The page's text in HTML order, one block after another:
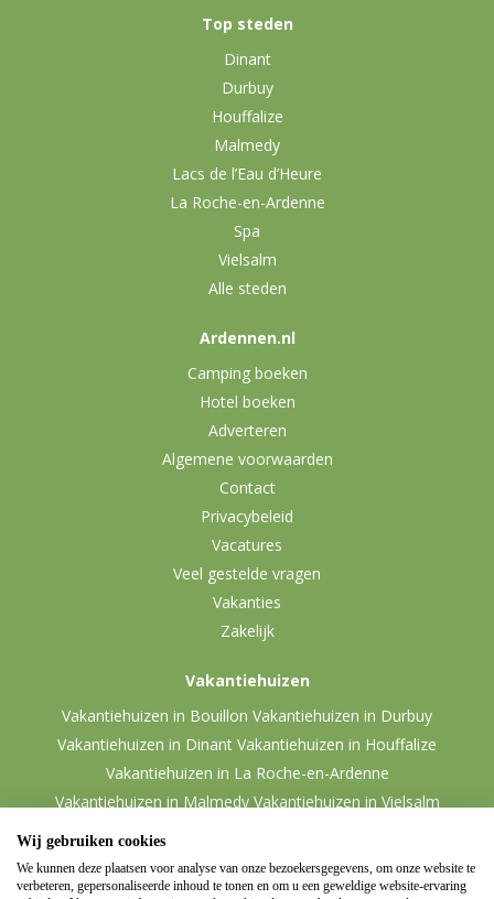
Top steden
Dinant
Durbuy
Houffalize
Malmedy
Lacs de l’Eau d’Heure
La Roche-en-Ardenne
Spa
Vielsalm
Alle steden
Ardennen.nl
Camping boeken
Hotel boeken
Adverteren
Algemene voorwaarden
Contact
Privacybeleid
Vacatures
Veel gestelde vragen
Vakanties
Zakelijk
Vakantiehuizen
Vakantiehuizen in Bouillon Vakantiehuizen in Durbuy
Vakantiehuizen in Dinant Vakantiehuizen in Houffalize
Vakantiehuizen in La Roche-en-Ardenne
Vakantiehuizen in Malmedy Vakantiehuizen in Vielsalm
Wij gebruiken cookies
We kunnen deze plaatsen voor analyse van onze bezoekersgegevens, om onze website te
verbeteren, gepersonaliseerde inhoud te tonen en om u een geweldige website-ervaring